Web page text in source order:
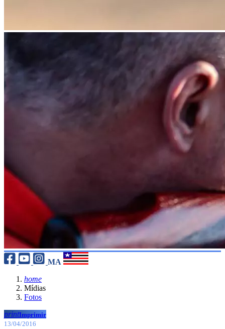
MA
home
Mídias
Fotos
printImprimir
13/04/2016